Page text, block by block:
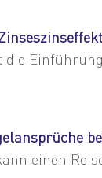
einen